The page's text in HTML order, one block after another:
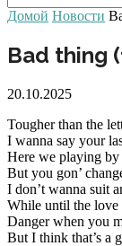
Домой Новости
Bad thing
20.10.2025
Tougher than the
I wanna say your
Here we playing by
But you gon’
I don’t wanna suit
While until the love
Danger when you
But I think that’s a